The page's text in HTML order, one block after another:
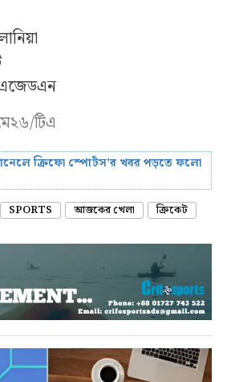
টিএ
ক্রিফো স্পোর্টস’র খবর পড়তে ফলো
SPORTS আজকের খেলা
ক্রিকেট